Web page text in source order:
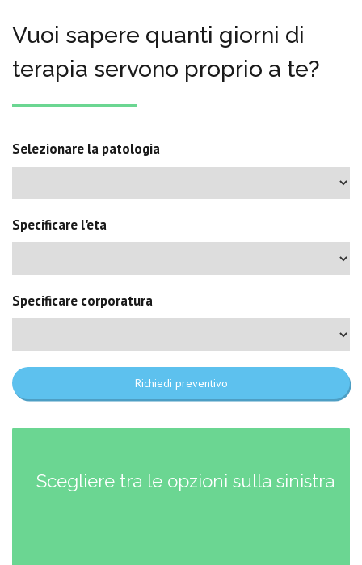
Vuoi sapere quanti giorni di
terapia servono proprio a te?
Selezionare la patologia
Specificare l'eta
Specificare corporatura
Richiedi preventivo
Scegliere tra le opzioni sulla sinistra